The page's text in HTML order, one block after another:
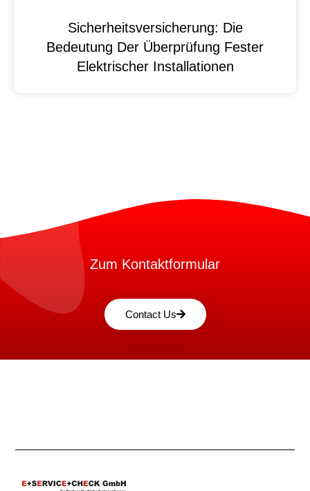
Sicherheitsversicherung: Die
Bedeutung Der Überprüfung Fester
Elektrischer Installationen
Zum Kontaktformular
Contact Us